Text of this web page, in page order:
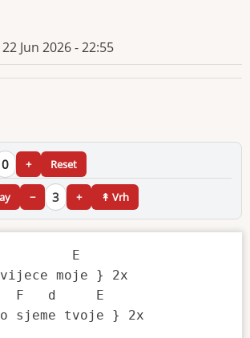
Jun 2026 - 22:55
0 + Reset
− 3 + ↟ Vrh
E
moje } 2x
F   d     E
sjeme tvoje } 2x